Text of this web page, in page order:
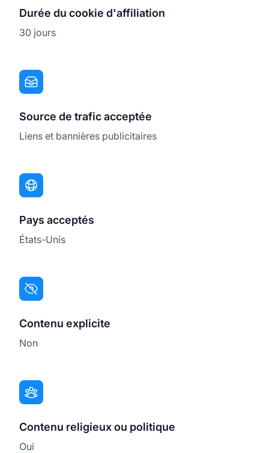
Durée du cookie d'affiliation
30 jours
Source de trafic acceptée
Liens et bannières publicitaires
Pays acceptés
États-Unis
Contenu explicite
Non
Contenu religieux ou politique
Oui